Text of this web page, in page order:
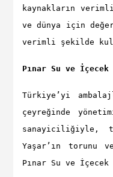
kaynakların
ve dünya için
verimli şekilde
Pınar Su ve İçecek
Türkiye’yi
çeyreğinde
sanayiciliğiyle,
Yaşar’ın torunu
Pınar Su ve İçecek